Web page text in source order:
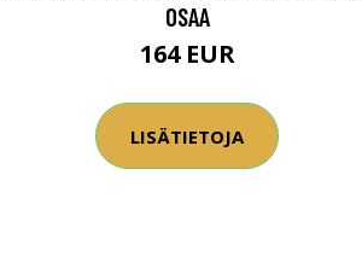
OSAA
164 EUR
LISÄTIETOJA